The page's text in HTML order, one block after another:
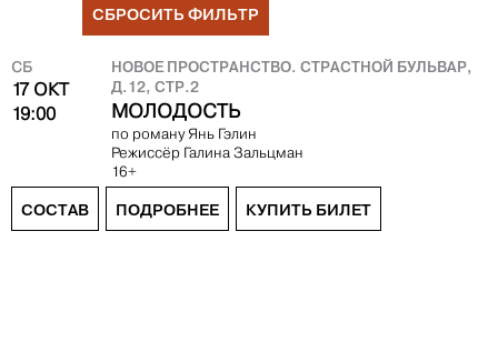
СБРОСИТЬ ФИЛЬТР
СБ
17 ОКТ
19:00
НОВОЕ ПРОСТРАНСТВО. СТРАСТНОЙ БУЛЬВАР,
Д.12, СТР.2
МОЛОДОСТЬ
по роману Янь Гэлин
Режиссёр Галина Зальцман
16+
СОСТАВ ПОДРОБНЕЕ КУПИТЬ БИЛЕТ